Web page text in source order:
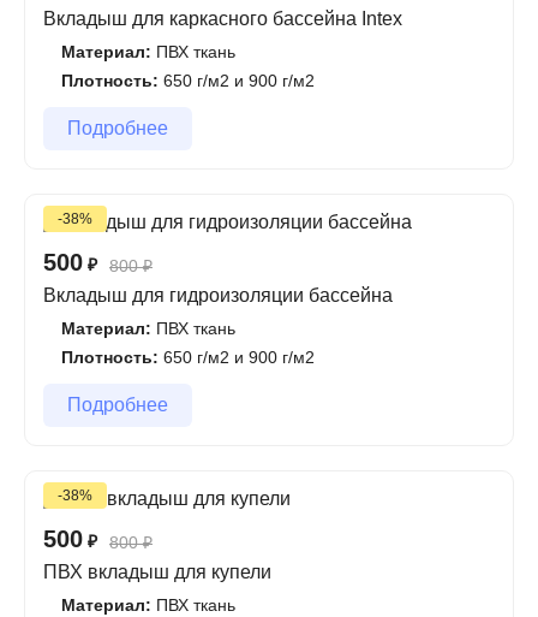
Вкладыш для каркасного бассейна Intex
Материал: ПВХ ткань
Плотность: 650 г/м2 и 900 г/м2
Подробнее
-38%
500 ₽ 800₽
Вкладыш для гидроизоляции бассейна
Материал: ПВХ ткань
Плотность: 650 г/м2 и 900 г/м2
Подробнее
-38%
500 ₽ 800₽
ПВХ вкладыш для купели
Материал: ПВХ ткань